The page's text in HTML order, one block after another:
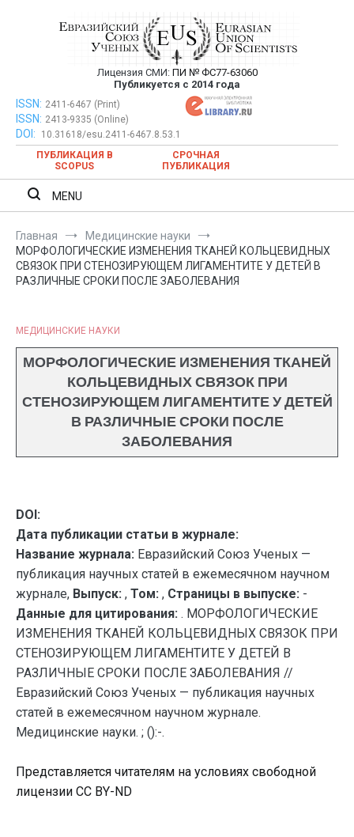
Евразийский Союз Ученых —
публикация научных статей в
ежемесячном научном журнале
Лицензия СМИ: ПИ № ФС77-63060
Публикуется с 2014 года
Евразийский Союз Ученых — публикация научных статей в
ежемесячном научном журнале
ISSN: 2411-6467 (Print)
ISSN: 2413-9335 (Online)
DOI:
10.31618/esu.2411-6467.8.53.1
ПУБЛИКАЦИЯ В
SCOPUS
СРОЧНАЯ
ПУБЛИКАЦИЯ
MENU
Главная
Медицинские науки
МОРФОЛОГИЧЕСКИЕ ИЗМЕНЕНИЯ ТКАНЕЙ КОЛЬЦЕВИДНЫХ
СВЯЗОК ПРИ СТЕНОЗИРУЮЩЕМ ЛИГАМЕНТИТЕ У ДЕТЕЙ В
РАЗЛИЧНЫЕ СРОКИ ПОСЛЕ ЗАБОЛЕВАНИЯ
МЕДИЦИНСКИЕ НАУКИ
МОРФОЛОГИЧЕСКИЕ ИЗМЕНЕНИЯ ТКАНЕЙ
КОЛЬЦЕВИДНЫХ СВЯЗОК ПРИ
СТЕНОЗИРУЮЩЕМ ЛИГАМЕНТИТЕ У ДЕТЕЙ
В РАЗЛИЧНЫЕ СРОКИ ПОСЛЕ
ЗАБОЛЕВАНИЯ
DOI:
Дата публикации статьи в журнале:
Название журнала: Евразийский Союз Ученых —
публикация научных статей в ежемесячном научном
журнале, Выпуск: , Том: , Страницы в выпуске: -
Данные для цитирования: . МОРФОЛОГИЧЕСКИЕ
ИЗМЕНЕНИЯ ТКАНЕЙ КОЛЬЦЕВИДНЫХ СВЯЗОК ПРИ
СТЕНОЗИРУЮЩЕМ ЛИГАМЕНТИТЕ У ДЕТЕЙ В
РАЗЛИЧНЫЕ СРОКИ ПОСЛЕ ЗАБОЛЕВАНИЯ //
Евразийский Союз Ученых — публикация научных
статей в ежемесячном научном журнале.
Медицинские науки. ; ():-.
Представляется читателям на условиях свободной
лицензии CC BY-ND